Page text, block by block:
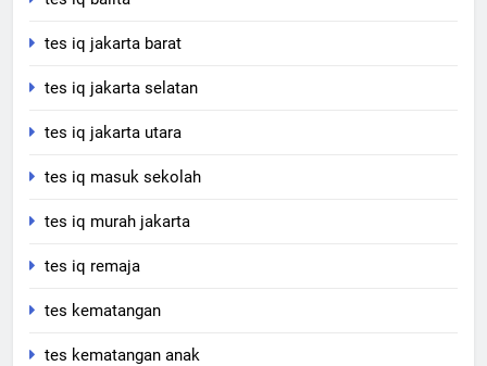
tes iq jakarta barat
tes iq jakarta selatan
tes iq jakarta utara
tes iq masuk sekolah
tes iq murah jakarta
tes iq remaja
tes kematangan
tes kematangan anak